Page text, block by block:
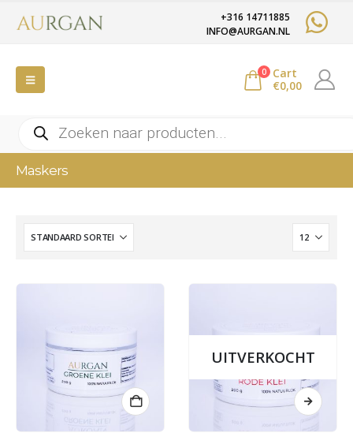
+316 14711885
INFO@AURGAN.NL
0
Cart
€0,00
Producten
zoeken
Maskers
UITVERKOCHT